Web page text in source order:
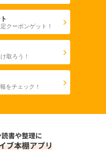
クーポンゲット！
取ろう！
をチェック！